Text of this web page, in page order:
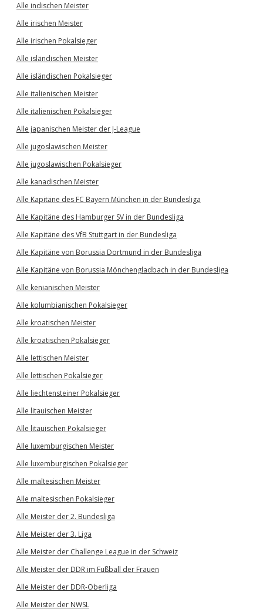
Alle indischen Meister
Alle irischen Meister
Alle irischen Pokalsieger
Alle isländischen Meister
Alle isländischen Pokalsieger
Alle italienischen Meister
Alle italienischen Pokalsieger
Alle japanischen Meister der J-League
Alle jugoslawischen Meister
Alle jugoslawischen Pokalsieger
Alle kanadischen Meister
Alle Kapitäne des FC Bayern München in der Bundesliga
Alle Kapitäne des Hamburger SV in der Bundesliga
Alle Kapitäne des VfB Stuttgart in der Bundesliga
Alle Kapitäne von Borussia Dortmund in der Bundesliga
Alle Kapitäne von Borussia Mönchengladbach in der Bundesliga
Alle kenianischen Meister
Alle kolumbianischen Pokalsieger
Alle kroatischen Meister
Alle kroatischen Pokalsieger
Alle lettischen Meister
Alle lettischen Pokalsieger
Alle liechtensteiner Pokalsieger
Alle litauischen Meister
Alle litauischen Pokalsieger
Alle luxemburgischen Meister
Alle luxemburgischen Pokalsieger
Alle maltesischen Meister
Alle maltesischen Pokalsieger
Alle Meister der 2. Bundesliga
Alle Meister der 3. Liga
Alle Meister der Challenge League in der Schweiz
Alle Meister der DDR im Fußball der Frauen
Alle Meister der DDR-Oberliga
Alle Meister der NWSL